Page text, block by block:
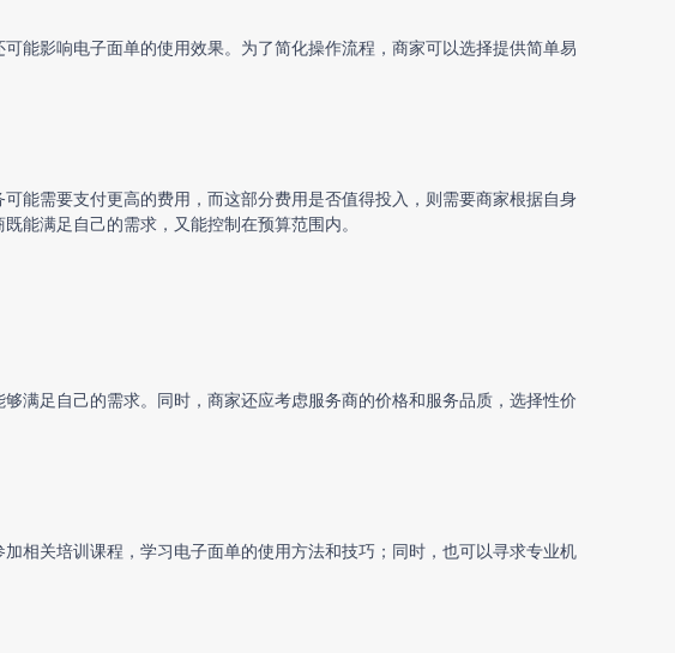
能影响电子面单的使用效果。为了简化操作流程，商家可以选择提供简单易
能需要支付更高的费用，而这部分费用是否值得投入，则需要商家根据自身
能满足自己的需求，又能控制在预算范围内。
满足自己的需求。同时，商家还应考虑服务商的价格和服务品质，选择性价
相关培训课程，学习电子面单的使用方法和技巧；同时，也可以寻求专业机